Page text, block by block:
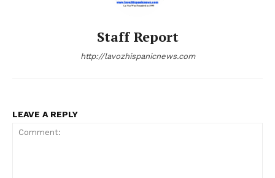
Staff Report
http://lavozhispanicnews.com
LEAVE A REPLY